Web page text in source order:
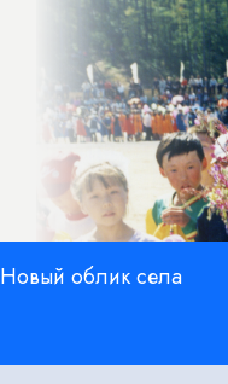
Новый облик села